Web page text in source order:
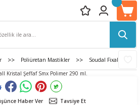
Poliüretan Mastikler Soudal Fixall Kristal
Haber Ver Tavsiye Et